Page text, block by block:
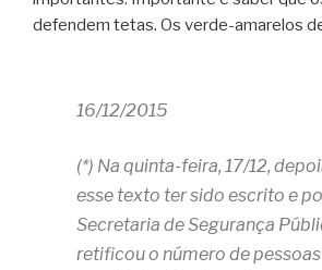
defendem tetas. Os verde-amarelos
16/12/2015
(*) Na quinta-feira, 17/12,
esse texto ter sido escrito e
Secretaria de Segurança
retificou o número de pessoas